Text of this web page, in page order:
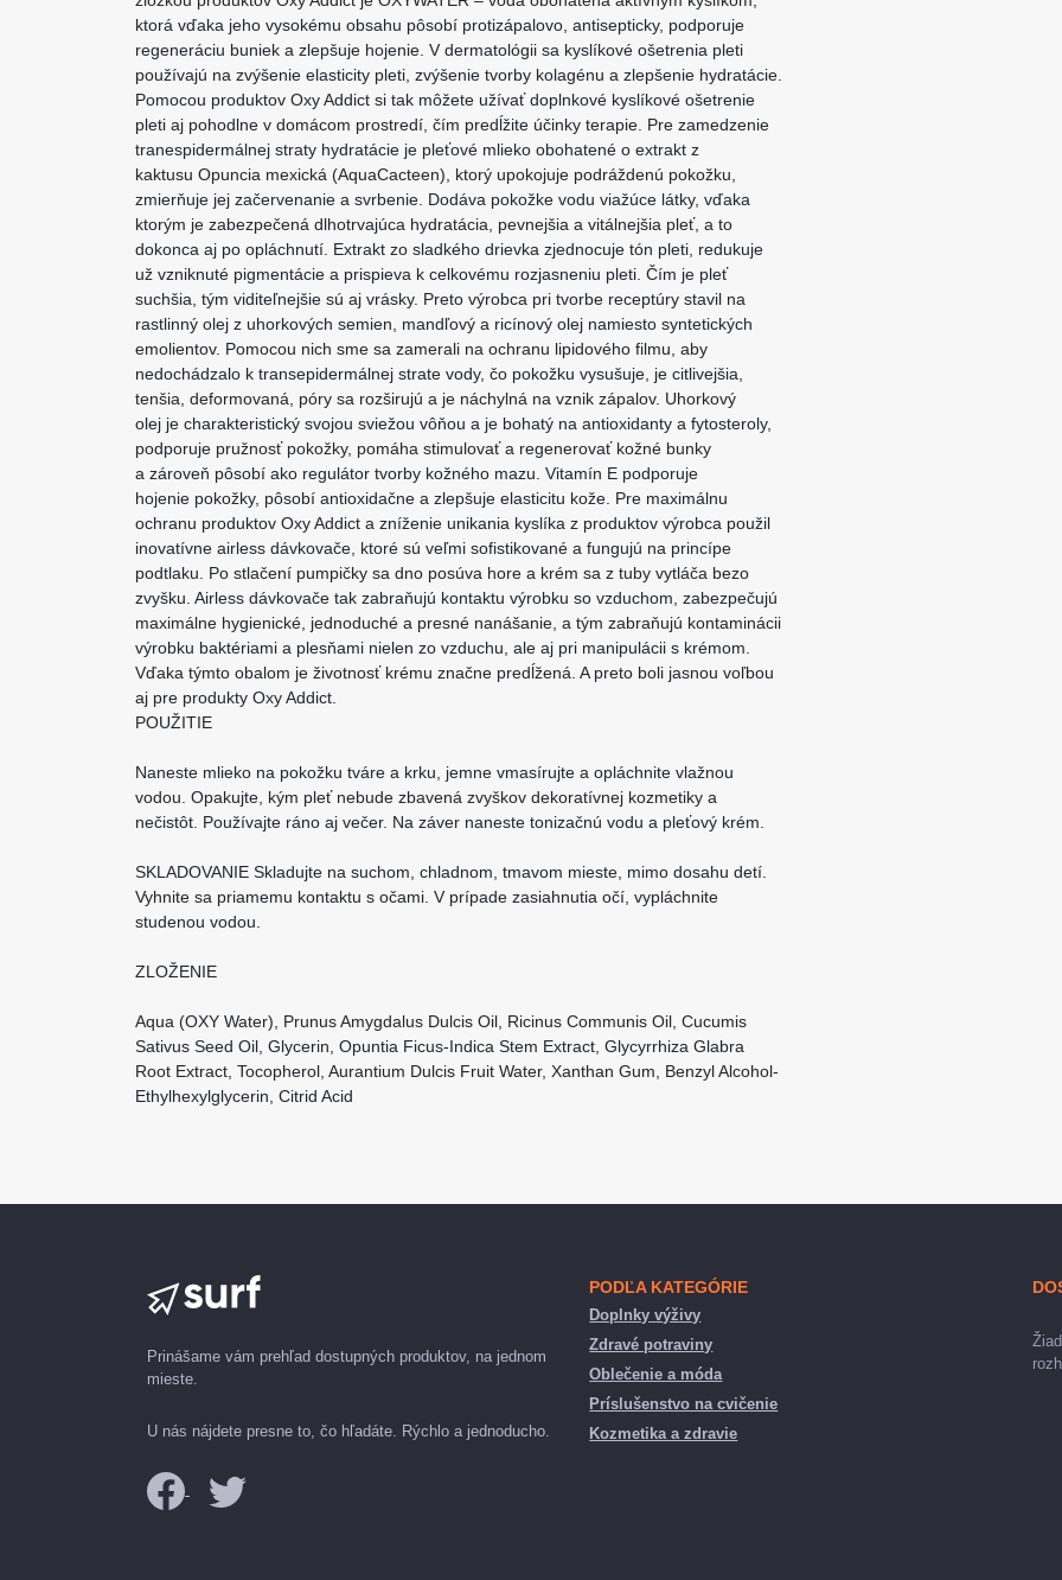
ktorá vďaka jeho vysokému obsahu pôsobí protizápalovo, antisepticky, podporuje
regeneráciu buniek a zlepšuje hojenie. V dermatológii sa kyslíkové ošetrenia pleti
používajú na zvýšenie elasticity pleti, zvýšenie tvorby kolagénu a zlepšenie hydratácie.
Pomocou produktov Oxy Addict si tak môžete užívať doplnkové kyslíkové ošetrenie
pleti aj pohodlne v domácom prostredí, čím predĺžite účinky terapie. Pre zamedzenie
tranespidermálnej straty hydratácie je pleťové mlieko obohatené o extrakt z
kaktusu Opuncia mexická (AquaCacteen), ktorý upokojuje podráždenú pokožku,
zmierňuje jej začervenanie a svrbenie. Dodáva pokožke vodu viažúce látky, vďaka
ktorým je zabezpečená dlhotrvajúca hydratácia, pevnejšia a vitálnejšia pleť, a to
dokonca aj po opláchnutí. Extrakt zo sladkého drievka zjednocuje tón pleti, redukuje
už vzniknuté pigmentácie a prispieva k celkovému rozjasneniu pleti. Čím je pleť
suchšia, tým viditeľnejšie sú aj vrásky. Preto výrobca pri tvorbe receptúry stavil na
rastlinný olej z uhorkových semien, mandľový a ricínový olej namiesto syntetických
emolientov. Pomocou nich sme sa zamerali na ochranu lipidového filmu, aby
nedochádzalo k transepidermálnej strate vody, čo pokožku vysušuje, je citlivejšia,
tenšia, deformovaná, póry sa rozširujú a je náchylná na vznik zápalov. Uhorkový
olej je charakteristický svojou sviežou vôňou a je bohatý na antioxidanty a fytosteroly,
podporuje pružnosť pokožky, pomáha stimulovať a regenerovať kožné bunky
a zároveň pôsobí ako regulátor tvorby kožného mazu. Vitamín E podporuje
hojenie pokožky, pôsobí antioxidačne a zlepšuje elasticitu kože. Pre maximálnu
ochranu produktov Oxy Addict a zníženie unikania kyslíka z produktov výrobca použil
inovatívne airless dávkovače, ktoré sú veľmi sofistikované a fungujú na princípe
podtlaku. Po stlačení pumpičky sa dno posúva hore a krém sa z tuby vytláča bezo
zvyšku. Airless dávkovače tak zabraňujú kontaktu výrobku so vzduchom, zabezpečujú
maximálne hygienické, jednoduché a presné nanášanie, a tým zabraňujú kontaminácii
výrobku baktériami a plesňami nielen zo vzduchu, ale aj pri manipulácii s krémom.
Vďaka týmto obalom je životnosť krému značne predĺžená. A preto boli jasnou voľbou
aj pre produkty Oxy Addict.
POUŽITIE
Naneste mlieko na pokožku tváre a krku, jemne vmasírujte a opláchnite vlažnou
vodou. Opakujte, kým pleť nebude zbavená zvyškov dekoratívnej kozmetiky a
nečistôt. Používajte ráno aj večer. Na záver naneste tonizačnú vodu a pleťový krém.
SKLADOVANIE Skladujte na suchom, chladnom, tmavom mieste, mimo dosahu detí.
Vyhnite sa priamemu kontaktu s očami. V prípade zasiahnutia očí, vypláchnite
studenou vodou.
ZLOŽENIE
Aqua (OXY Water), Prunus Amygdalus Dulcis Oil, Ricinus Communis Oil, Cucumis
Sativus Seed Oil, Glycerin, Opuntia Ficus-Indica Stem Extract, Glycyrrhiza Glabra
Root Extract, Tocopherol, Aurantium Dulcis Fruit Water, Xanthan Gum, Benzyl Alcohol-
Ethylhexylglycerin, Citrid Acid
Prinášame vám prehľad dostupných produktov, na jednom
mieste.
U nás nájdete presne to, čo hľadáte. Rýchlo a jednoducho.
PODĽA KATEGÓRIE
Doplnky výživy
Zdravé potraviny
Oblečenie a móda
Príslušenstvo na cvičenie
Kozmetika a zdravie